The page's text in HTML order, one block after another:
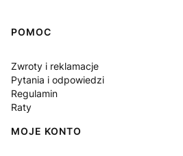
Linki w stopce
POMOC
Zwroty i reklamacje
Pytania i odpowiedzi
Regulamin
Raty
MOJE KONTO